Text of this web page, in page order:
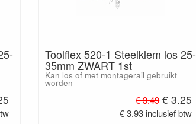
Toolflex 520-1 Steelklem los 25-
35mm ZWART 1st
Kan los of met montagerail gebruikt
worden
€ 3.49€ 3.25
€ 3.93 inclusief btw